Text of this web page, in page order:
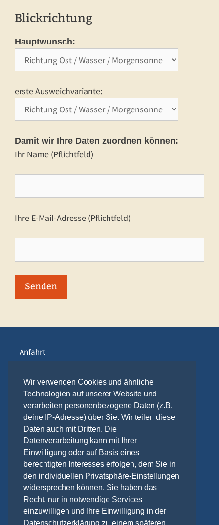
Blickrichtung
Hauptwunsch:
erste Ausweichvariante:
Damit wir Ihre Daten zuordnen können:
Ihr Name (Pflichtfeld)
Ihre E-Mail-Adresse (Pflichtfeld)
Anfahrt
Webcam
Links
Datenschutzerklärung
Impressum
Anrufbeantworter - 24 h - Service
Einfach draufsprechen, wir rufen dann zurück!
+49 (0) 3831 263050
Email: student (at) ahs-service.de
Wir verwenden Cookies und ähnliche
Technologien auf unserer Website und
verarbeiten personenbezogene Daten (z.B.
deine IP-Adresse) über Sie. Wir teilen diese
Daten auch mit Dritten. Die
Datenverarbeitung kann mit Ihrer
Einwilligung oder auf Basis eines
berechtigten Interesses erfolgen, dem Sie in
den individuellen Privatsphäre-Einstellungen
widersprechen können. Sie haben das
Recht, nur in notwendige Services
einzuwilligen und Ihre Einwilligung in der
Datenschutzerklärung zu einem späteren